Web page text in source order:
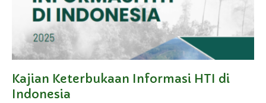
Kajian Keterbukaan Informasi HTI di
Indonesia